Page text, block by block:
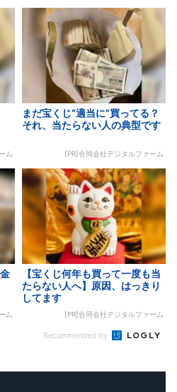
ム
まだ宝くじ“適当に”買ってる？
それ、当たらない人の典型です
[PR]合同会社デジタルファーム
ム
【宝くじ何年も買って一度も当
たらない人へ】原因、はっきり
してます
[PR]合同会社デジタルファーム
Recommended by